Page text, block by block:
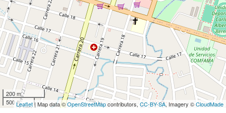
200 m
500 ftLeaflet| Map data ©OpenStreetMapcontributors, CC-BY-SA, Imagery ©CloudMade